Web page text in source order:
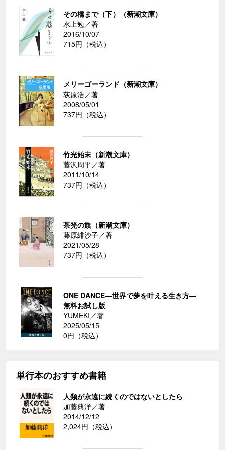
その橋まで（下）（新潮文庫）
水上勉／著
2016/10/07
715円（税込）
メリーゴーランド（新潮文庫）
荻原浩／著
2008/05/01
737円（税込）
竹光始末（新潮文庫）
藤沢周平／著
2011/10/14
737円（税込）
茶筅の旗（新潮文庫）
藤原緋沙子／著
2021/05/28
737円（税込）
ONE DANCE―世界で夢を叶える生き方―
無料お試し版
YUMEKI／著
2025/05/15
0円（税込）
単行本のおすすめ書籍
人類が永遠に続くのではないとしたら
加藤典洋／著
2014/12/12
2,024円（税込）